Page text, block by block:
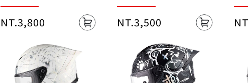
NT.3,800 NT.3,500